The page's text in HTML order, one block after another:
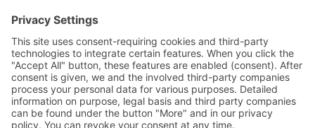
Redakce bbkult.net
Centrum Bavaria Bohemia (CeBB)
Dr. Veronika Hofinger
Freyung 1, 92539 Schönsee
Tel.:+49 (0)9674 / 92 48 78
veronika.hofinger@cebb.de